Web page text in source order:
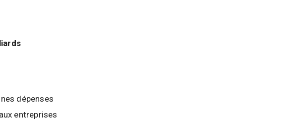
dépenses
entreprises